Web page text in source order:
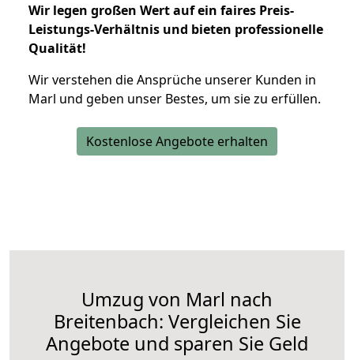
Wir legen großen Wert auf ein faires Preis-
Leistungs-Verhältnis und bieten professionelle
Qualität!
Wir verstehen die Ansprüche unserer Kunden in
Marl und geben unser Bestes, um sie zu erfüllen.
Kostenlose Angebote erhalten
Umzug von Marl nach
Breitenbach: Vergleichen Sie
Angebote und sparen Sie Geld